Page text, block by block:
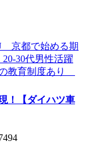
！【ダイハツ車